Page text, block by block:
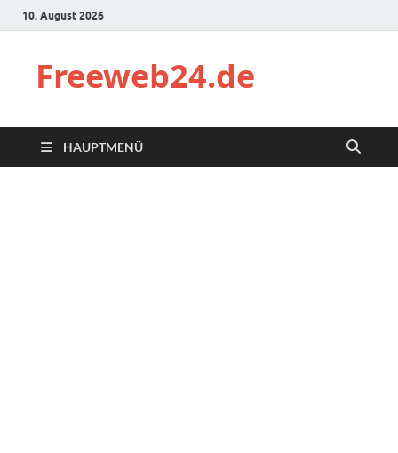
10. August 2026
Freeweb24.de
HAUPTMENÜ